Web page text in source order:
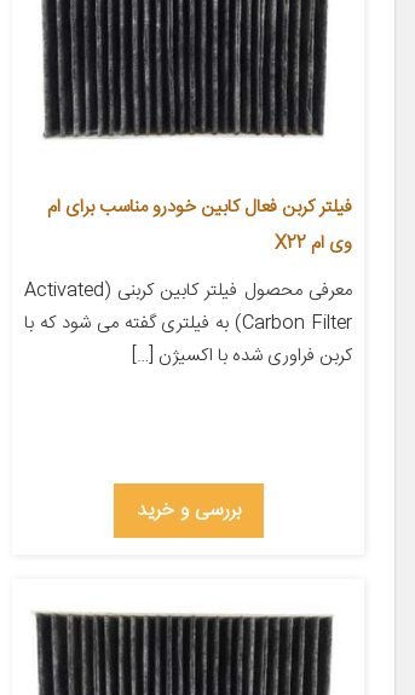
فیلتر کربن فعال کابین خودرو مناسب برای ام
وی ام X22
معرفی محصول فیلتر کابین کربنی (Activated
Carbon Filter) به فیلتری گفته می شود که با
کربن فراوری شده با اکسیژن […]
بررسی و خرید